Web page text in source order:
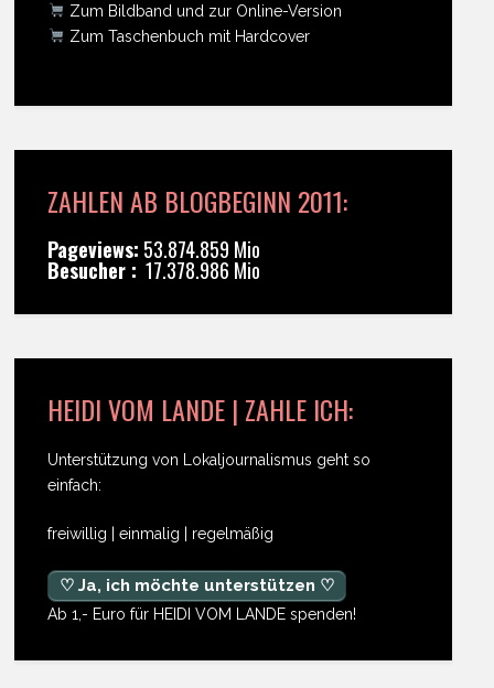
Zum Bildband und zur Online-Version
Zum Taschenbuch mit Hardcover
ZAHLEN AB BLOGBEGINN 2011:
Pageviews: 53.874.859 Mio
Besucher : 17.378.986 Mio
HEIDI VOM LANDE | ZAHLE ICH:
Unterstützung von Lokaljournalismus geht so
einfach:
freiwillig | einmalig | regelmäßig
♡ Ja, ich möchte unterstützen ♡
Ab 1,- Euro für HEIDI VOM LANDE spenden!